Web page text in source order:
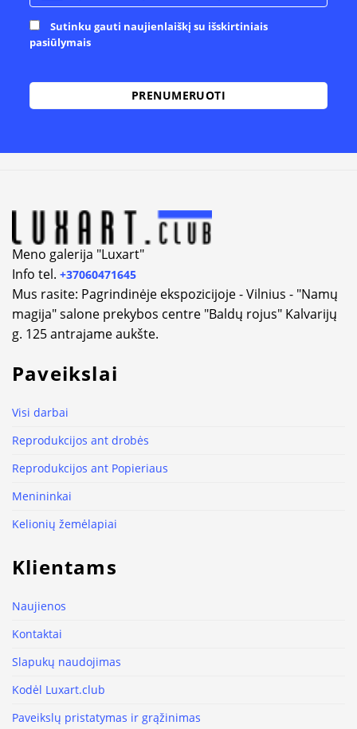
Sutinku gauti naujienlaiškį su išskirtiniais
pasiūlymais
Meno galerija "Luxart"
Info tel. +37060471645
Mus rasite: Pagrindinėje ekspozicijoje - Vilnius - "Namų
magija" salone prekybos centre "Baldų rojus" Kalvarijų
g. 125 antrajame aukšte.
Paveikslai
Visi darbai
Reprodukcijos ant drobės
Reprodukcijos ant Popieriaus
Menininkai
Kelionių žemėlapiai
Klientams
Naujienos
Kontaktai
Slapukų naudojimas
Kodėl Luxart.club
Paveikslų pristatymas ir grąžinimas